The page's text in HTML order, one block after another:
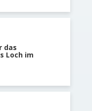
das
Loch im